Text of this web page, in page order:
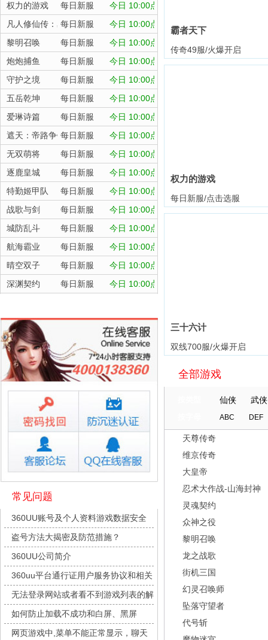
权力的游戏
每日新服
今日 10:00点
凡人修仙传：星海飞驰
每日新服
今日 10:00点
黎明召唤
每日新服
今日 10:00点
炮炮捕鱼
每日新服
今日 10:00点
守护之境
每日新服
今日 10:00点
五岳乾坤
每日新服
今日 10:00点
爱琳诗篇
每日新服
今日 10:00点
遮天：帝路争锋每日新服
今日 10:00点
无双萌将
每日新服
今日 10:00点
逐鹿皇城
每日新服
今日 10:00点
特勤姬甲队
每日新服
今日 10:00点
战歌与剑
每日新服
今日 10:00点
城防乱斗
每日新服
今日 10:00点
航海霸业
每日新服
今日 10:00点
晴空双子
每日新服
今日 10:00点
深渊契约
每日新服
今日 10:00点
正中靶心
每日新服
今日 10:00点
神兵奇迹
今日 10:00点
微乐捕鱼千炮版每日新服
今日 10:00点
帕瓦勇者传说
每日新服
今日 10:00点
群英风华录
今日 10:00点
小小仙王
今日 10:00点
少年名将
每日新服
今日 10:00点
寻龙英雄
今日 10:00点
魔物迷宫
每日新服
今日 10:00点
豌豆大作战
每日新服
今日 10:00点
灵魂序章
每日新服
今日 10:00点
冒险守护
每日新服
绝地苍穹
每日新服
今日 10:00点
代号斩
每日新服
今日 10:00点
异星战舰
每日新服
今日 10:00点
云上契约
每日新服
今日 10:00点
常见问题
360UU账号及个人资料游戏数据安全
盗号方法大揭密及防范措施？
360UU公司简介
360uu平台通行证用户服务协议和相关
的条款和条件
无法登录网站或者看不到游戏列表的解
决方法
如何防止加载不成功和白屏、黑屏
网页游戏中,菜单不能正常显示，聊天
霸者天下
传奇49服/火爆开启
权力的游戏
每日新服/点击选服
三十六计
双线700服/火爆开启
全部游戏
仙侠 武侠
ABC DEF
天尊传奇
维京传奇
大皇帝
忍术大作战-山海封神
灵魂契约
众神之役
黎明召唤
龙之战歌
街机三国
幻灵召唤师
坠落守望者
代号斩